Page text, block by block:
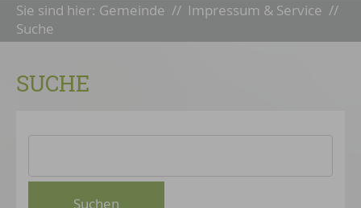
Sie sind hier: Gemeinde // Impressum & Service //
Suche
SUCHE